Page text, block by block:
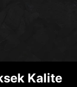
Kalite